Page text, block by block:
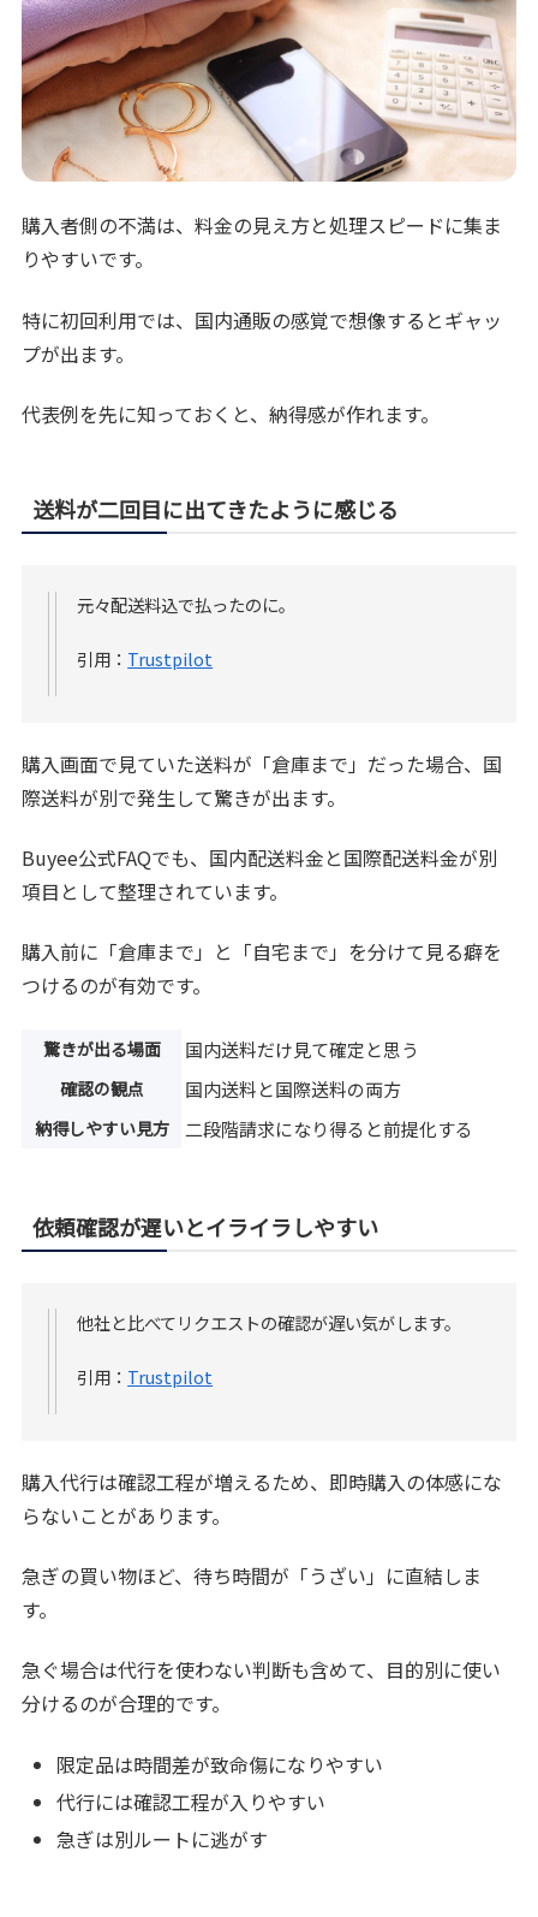
購入者側の不満は、料金の見え方と処理スピードに集ま
りやすいです。
特に初回利用では、国内通販の感覚で想像するとギャッ
プが出ます。
代表例を先に知っておくと、納得感が作れます。
送料が二回目に出てきたように感じる
元々配送料込で払ったのに。
引用： Trustpilot
購入画面で見ていた送料が「倉庫まで」だった場合、国
際送料が別で発生して驚きが出ます。
Buyee公式FAQでも、国内配送料金と国際配送料金が別
項目として整理されています。
購入前に「倉庫まで」と「自宅まで」を分けて見る癖を
つけるのが有効です。
驚きが出る場面 国内送料だけ見て確定と思う
確認の観点 国内送料と国際送料の両方
納得しやすい見方 二段階請求になり得ると前提化する
依頼確認が遅いとイライラしやすい
他社と比べてリクエストの確認が遅い気がします。
引用： Trustpilot
購入代行は確認工程が増えるため、即時購入の体感にな
らないことがあります。
急ぎの買い物ほど、待ち時間が「うざい」に直結しま
す。
急ぐ場合は代行を使わない判断も含めて、目的別に使い
分けるのが合理的です。
限定品は時間差が致命傷になりやすい
代行には確認工程が入りやすい
急ぎは別ルートに逃がす